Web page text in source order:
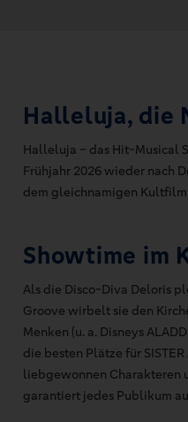
Halleluja, die
Halleluja – das Hit-Musical
Frühjahr 2026 wieder nach
dem gleichnamigen
Showtime im
Als die Disco-Diva Deloris
Groove wirbelt sie den
Menken (u. a. Disneys
die besten Plätze für
liebgewonnen Charakteren
garantiert jedes Publikum